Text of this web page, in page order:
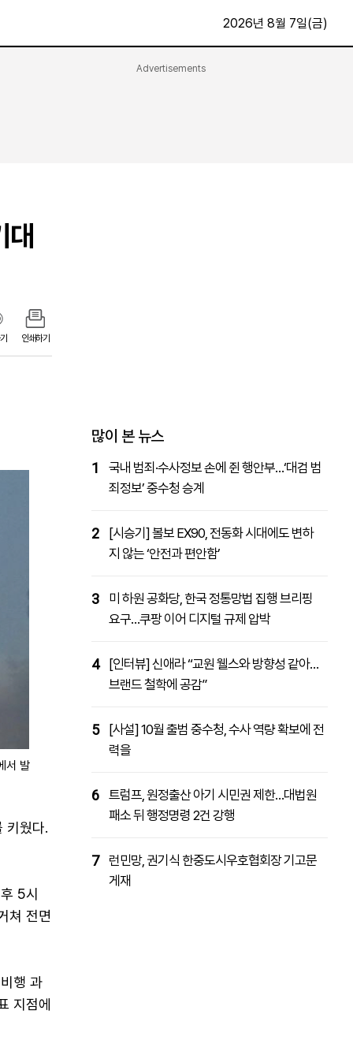
2026년 8월 7일(금)
Advertisements
대
인쇄하기
서 발
키웠다.
5시
쳐 전면
행 과
지점에
많이 본 뉴스
1
국내 범죄·수사정보 손에 쥔 행안부…‘대검 범
죄정보’ 중수청 승계
2
[시승기] 볼보 EX90, 전동화 시대에도 변하
지 않는 ‘안전과 편안함’
3
미 하원 공화당, 한국 정통망법 집행 브리핑
요구…쿠팡 이어 디지털 규제 압박
4
[인터뷰] 신애라 “교원 웰스와 방향성 같아…
브랜드 철학에 공감”
5
[사설] 10월 출범 중수청, 수사 역량 확보에 전
력을
6 트럼프, 원정출산 아기 시민권 제한…대법원
패소 뒤 행정명령 2건 강행
7
런민망, 권기식 한중도시우호협회장 기고문
게재